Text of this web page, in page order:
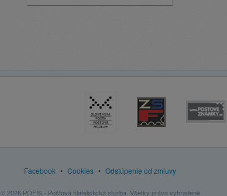
Facebook • Cookies • Odstúpenie od zmluvy
© 2026 POFIS - Poštová filatelistická služba. Všetky práva vyhradené